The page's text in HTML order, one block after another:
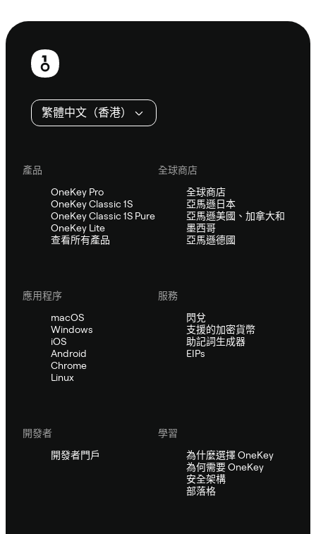
頁
繁體中文（香港）
產品
OneKey Pro
OneKey Classic 1S
OneKey Classic 1S Pure
OneKey Lite
查看所有產品
全球商店
全球商店
亞馬遜日本
亞馬遜美國、加拿大和
墨西哥
亞馬遜德國
應用程序
macOS
Windows
iOS
Android
Chrome
Linux
服務
閃兌
支援的加密貨幣
助記詞生成器
EIPs
開發者
開發者門戶
學習
為什麼選擇 OneKey
為何需要 OneKey
安全架構
部落格